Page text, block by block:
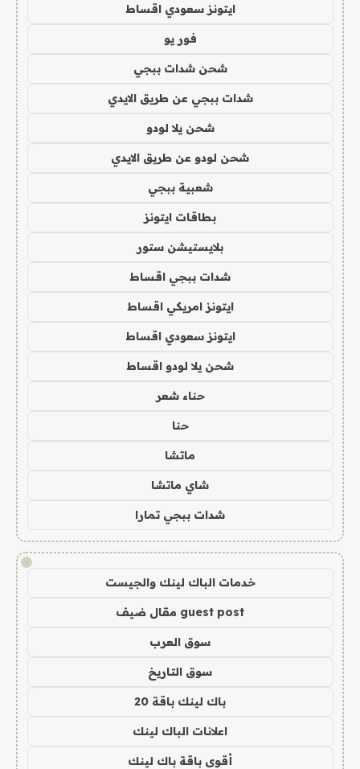
ايتونز سعودي اقساط
فور يو
شحن شدات ببجي
شدات ببجي عن طريق الايدي
شحن يلا لودو
شحن لودو عن طريق الايدي
شعبية ببجي
بطاقات ايتونز
بلايستيشن ستور
شدات ببجي اقساط
ايتونز امريكي اقساط
ايتونز سعودي اقساط
شحن يلا لودو اقساط
حناء شعر
حنا
ماتشا
شاي ماتشا
شدات ببجي تمارا
!
خدمات الباك لينك والجيست
guest post مقال ضيف
سوق العرب
سوق التاريخ
باك لينك باقة 20
اعلانات الباك لينك
أقوى باقة باك لينك